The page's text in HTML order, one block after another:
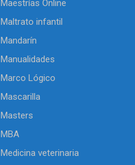
Maestrías Online
Maltrato infantil
Mandarín
Manualidades
Marco Lógico
Mascarilla
Masters
MBA
Medicina veterinaria